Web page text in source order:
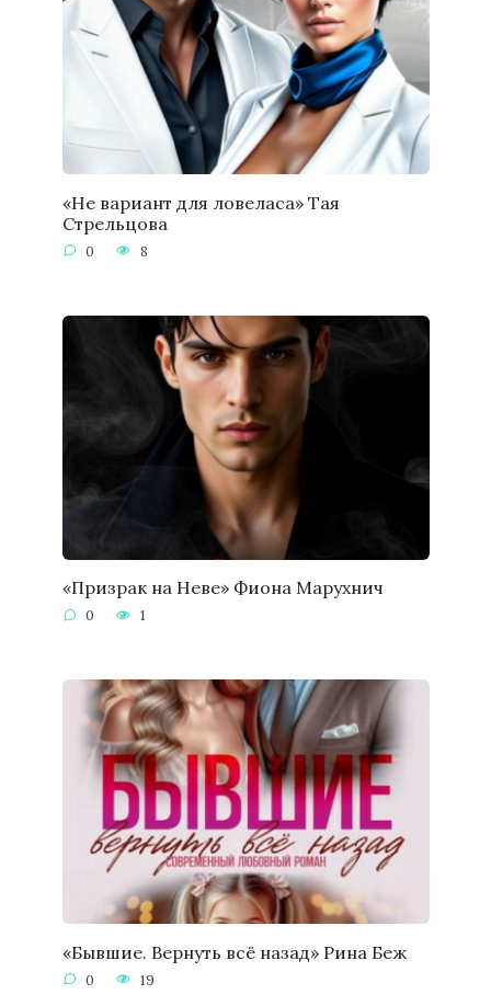
«Не вариант для ловеласа» Тая
Стрельцова
0 8
«Призрак на Неве» Фиона Марухнич
0 1
«Бывшие. Вернуть всё назад» Рина Беж
0 19